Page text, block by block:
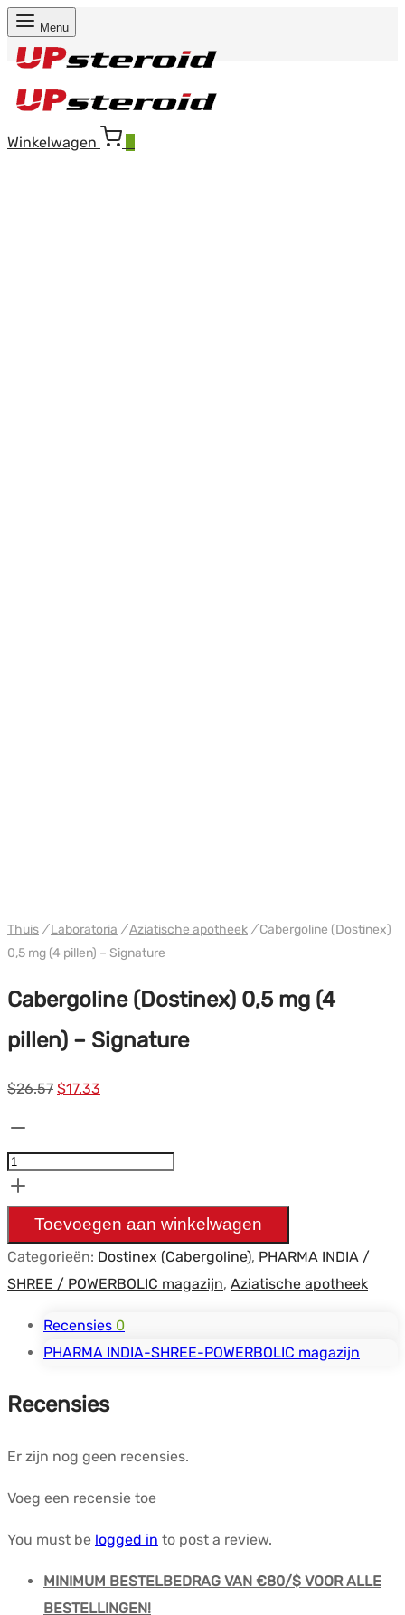
Menu
Winkelwagen
Thuis / Laboratoria /Aziatische apotheek /Cabergoline (Dostinex)
0,5 mg (4 pillen) – Signature
Cabergoline (Dostinex) 0,5 mg (4
pillen) – Signature
$26.57 Oorspronkelijke
$26.57.
$17.33
$17.33.
(Dostinex)
(4
pilules)
-
Signature
hoeveelheid
Toevoegen aan winkelwagen
Categorieën: Dostinex (Cabergoline), PHARMA INDIA /
SHREE / POWERBOLIC magazijn, Aziatische apotheek
Recensies 0
PHARMA INDIA-SHREE-POWERBOLIC magazijn
Recensies
Er zijn nog geen recensies.
Voeg een recensie toe
You must be logged in to post a review.
MINIMUM BESTELBEDRAG VAN €80/$ VOOR ALLE
BESTELLINGEN!